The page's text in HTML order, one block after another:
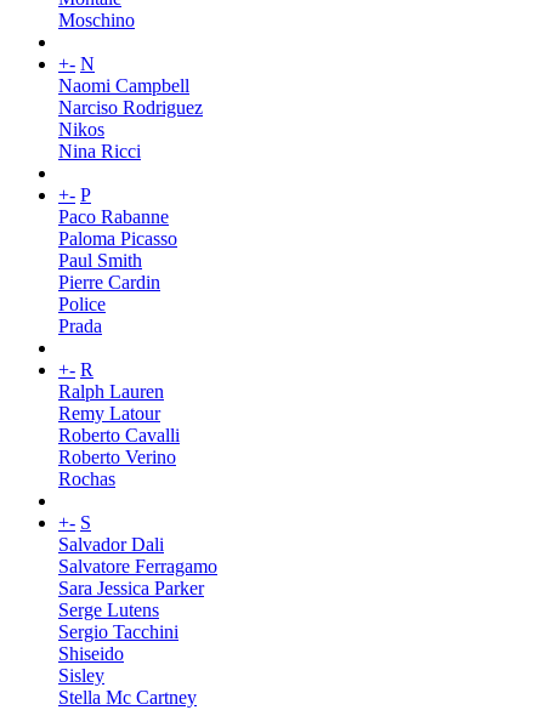
Moschino
+- N
Naomi Campbell
Narciso Rodriguez
Nikos
Nina Ricci
+- P
Paco Rabanne
Paloma Picasso
Paul Smith
Pierre Cardin
Police
Prada
+- R
Ralph Lauren
Remy Latour
Roberto Cavalli
Roberto Verino
Rochas
+- S
Salvador Dali
Salvatore Ferragamo
Sara Jessica Parker
Serge Lutens
Sergio Tacchini
Shiseido
Sisley
Stella Mc Cartney